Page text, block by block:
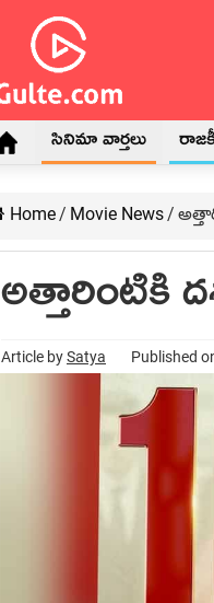
సినిమా వార్తలు
Home/ Movie News/
అత్తారింటికి
Article bySatya Published